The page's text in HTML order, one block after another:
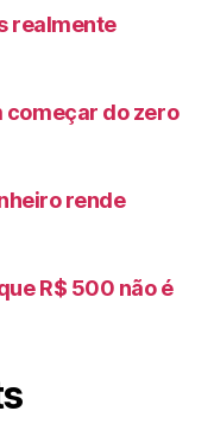
realmente
começar do zero
rende
R$ 500 não é